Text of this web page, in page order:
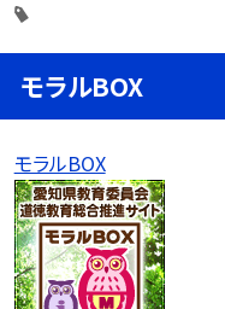
モラルBOX
モラルBOX